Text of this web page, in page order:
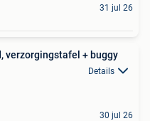
31 jul 26
verzorgingstafel + buggy
Details
30 jul 26